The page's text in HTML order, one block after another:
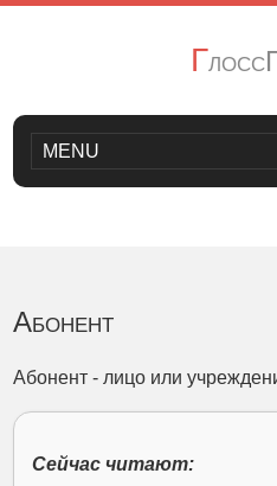
Г
Абонент
Абонент - лицо или
Сейчас читают: